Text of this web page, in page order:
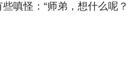
嗔怪：“师弟，想什么呢？